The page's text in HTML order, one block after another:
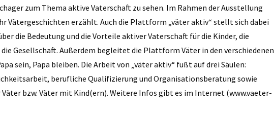
zum Thema aktive Vaterschaft zu sehen. Im Rahmen der Ausstellung
Vätergeschichten erzählt. Auch die Plattform „väter aktiv“ stellt sich dabei
die Bedeutung und die Vorteile aktiver Vaterschaft für die Kinder, die
Gesellschaft. Außerdem begleitet die Plattform Väter in den verschiedenen
sein, Papa bleiben. Die Arbeit von „väter aktiv“ fußt auf drei Säulen:
berufliche Qualifizierung und Organisationsberatung sowie
bzw. Väter mit Kind(ern). Weitere Infos gibt es im Internet (www.vaeter-